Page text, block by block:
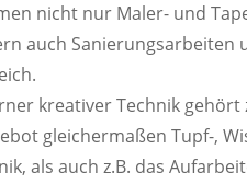
nicht nur Maler- und
auch Sanierungsarbeiten
kreativer Technik gehört
gleichermaßen Tupf-,
als auch z.B. das